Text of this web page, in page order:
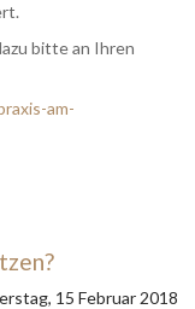
bitte an Ihren
am-
15 Februar 2018